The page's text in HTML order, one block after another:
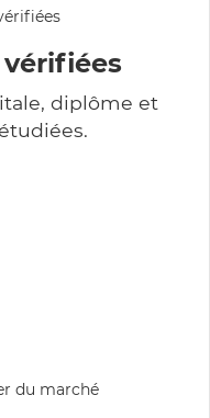
diplôme et